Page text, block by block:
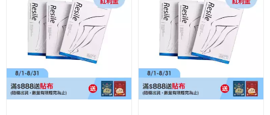
購物流程
會員專區
常見問題